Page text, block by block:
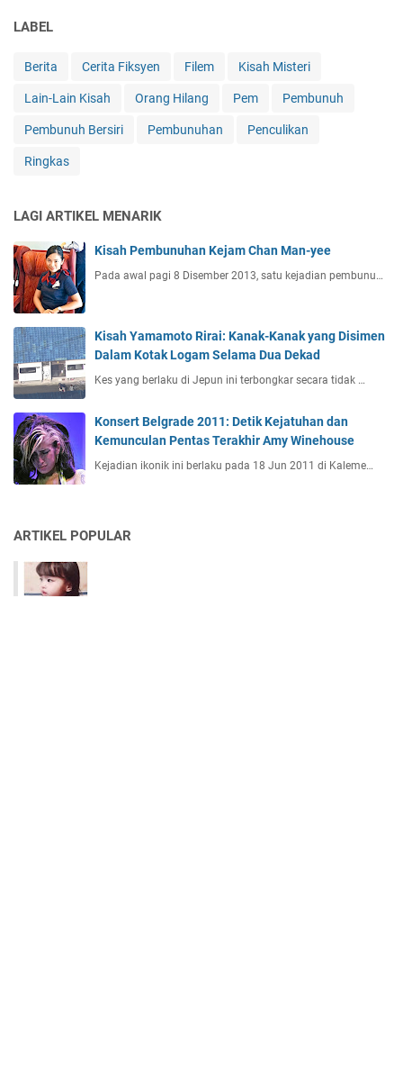
LABEL
Berita Cerita Fiksyen Filem Kisah Misteri
Lain-Lain Kisah Orang Hilang Pem Pembunuh
Pembunuh Bersiri Pembunuhan Penculikan
Ringkas
LAGI ARTIKEL MENARIK
Kisah Pembunuhan Kejam Chan Man-yee
Pada awal pagi 8 Disember 2013, satu kejadian pembunu…
Kisah Yamamoto Rirai: Kanak-Kanak yang Disimen
Dalam Kotak Logam Selama Dua Dekad
Kes yang berlaku di Jepun ini terbongkar secara tidak …
Konsert Belgrade 2011: Detik Kejatuhan dan
Kemunculan Pentas Terakhir Amy Winehouse
Kejadian ikonik ini berlaku pada 18 Jun 2011 di Kaleme…
ARTIKEL POPULAR